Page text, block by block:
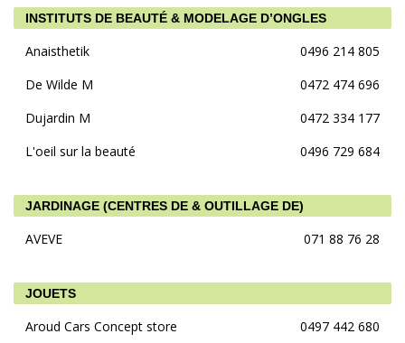
INSTITUTS DE BEAUTÉ & MODELAGE D’ONGLES
Anaisthetik
0496 214 805
De Wilde M
0472 474 696
Dujardin M
0472 334 177
L'oeil sur la beauté
0496 729 684
JARDINAGE (CENTRES DE & OUTILLAGE DE)
AVEVE 071 88 76 28
JOUETS
Aroud Cars Concept store
0497 442 680